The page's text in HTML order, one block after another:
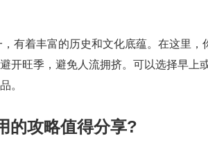
有着丰富的历史和文化底蕴。在这里
开旺季，避免人流拥挤。可以选择早上
。
的攻略值得分享?